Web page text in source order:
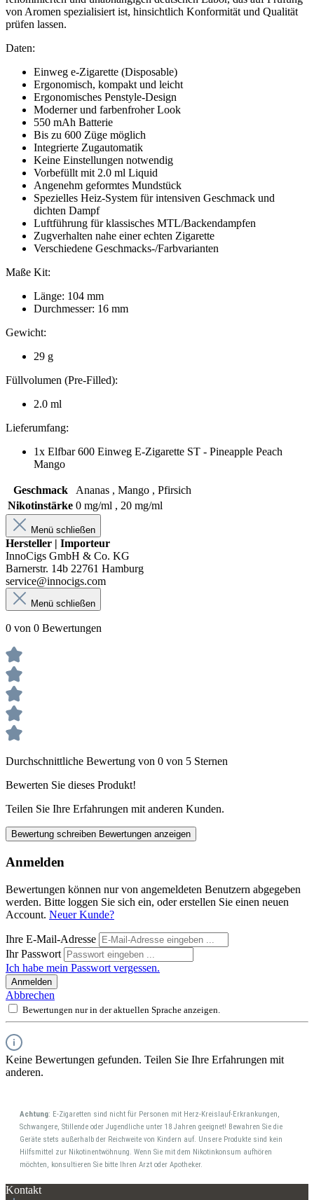
von Aromen spezialisiert ist, hinsichtlich Konformität und Qualität
prüfen lassen.
Daten:
Einweg e-Zigarette (Disposable)
Ergonomisch, kompakt und leicht
Ergonomisches Penstyle-Design
Moderner und farbenfroher Look
550 mAh Batterie
Bis zu 600 Züge möglich
Integrierte Zugautomatik
Keine Einstellungen notwendig
Vorbefüllt mit 2.0 ml Liquid
Angenehm geformtes Mundstück
Spezielles Heiz-System für intensiven Geschmack und
dichten Dampf
Luftführung für klassisches MTL/Backendampfen
Zugverhalten nahe einer echten Zigarette
Verschiedene Geschmacks-/Farbvarianten
Maße Kit:
Länge: 104 mm
Durchmesser: 16 mm
Gewicht:
29 g
Füllvolumen (Pre-Filled):
2.0 ml
Lieferumfang:
1x Elfbar 600 Einweg E-Zigarette ST - Pineapple Peach
Mango
Geschmack
Ananas , Mango , Pfirsich
Nikotinstärke 0 mg/ml , 20 mg/ml
Menü schließen
Hersteller | Importeur
InnoCigs GmbH & Co. KG
Barnerstr. 14b 22761 Hamburg
service@innocigs.com
Menü schließen
0 von 0 Bewertungen
Durchschnittliche Bewertung von 0 von 5 Sternen
Bewerten Sie dieses Produkt!
Teilen Sie Ihre Erfahrungen mit anderen Kunden.
Bewertung schreiben Bewertungen anzeigen
Anmelden
Bewertungen können nur von angemeldeten Benutzern abgegeben
werden. Bitte loggen Sie sich ein, oder erstellen Sie einen neuen
Account. Neuer Kunde?
Ihre E-Mail-Adresse
Ihr Passwort
Ich habe mein Passwort vergessen.
Anmelden
Abbrechen
Bewertungen nur in der aktuellen Sprache anzeigen.
Keine Bewertungen gefunden. Teilen Sie Ihre Erfahrungen mit
anderen.
Achtung: E-Zigaretten sind nicht für Personen mit Herz-Kreislauf-Erkrankungen,
Schwangere, Stillende oder Jugendliche unter 18 Jahren geeignet! Bewahren Sie die
Geräte stets außerhalb der Reichweite von Kindern auf. Unsere Produkte sind kein
Hilfsmittel zur Nikotinentwöhnung. Wenn Sie mit dem Nikotinkonsum aufhören
möchten, konsultieren Sie bitte Ihren Arzt oder Apotheker.
Kontakt